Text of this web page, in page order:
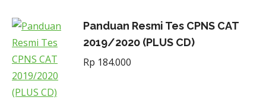
Panduan Resmi Tes CPNS CAT
2019/2020 (PLUS CD)
Rp 184.000